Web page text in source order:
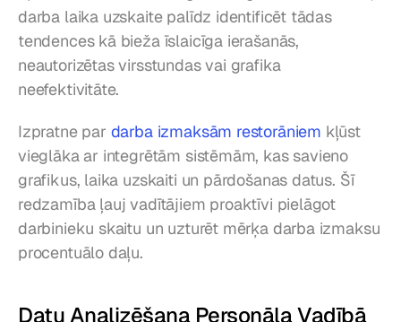
darba laika uzskaite palīdz identificēt tādas
tendences kā bieža īslaicīga ierašanās,
neautorizētas virsstundas vai grafika
neefektivitāte.
Izpratne par darba izmaksām restorāniem kļūst
vieglāka ar integrētām sistēmām, kas savieno
grafikus, laika uzskaiti un pārdošanas datus. Šī
redzamība ļauj vadītājiem proaktīvi pielāgot
darbinieku skaitu un uzturēt mērķa darba izmaksu
procentuālo daļu.
Datu Analizēšana Personāla Vadībā